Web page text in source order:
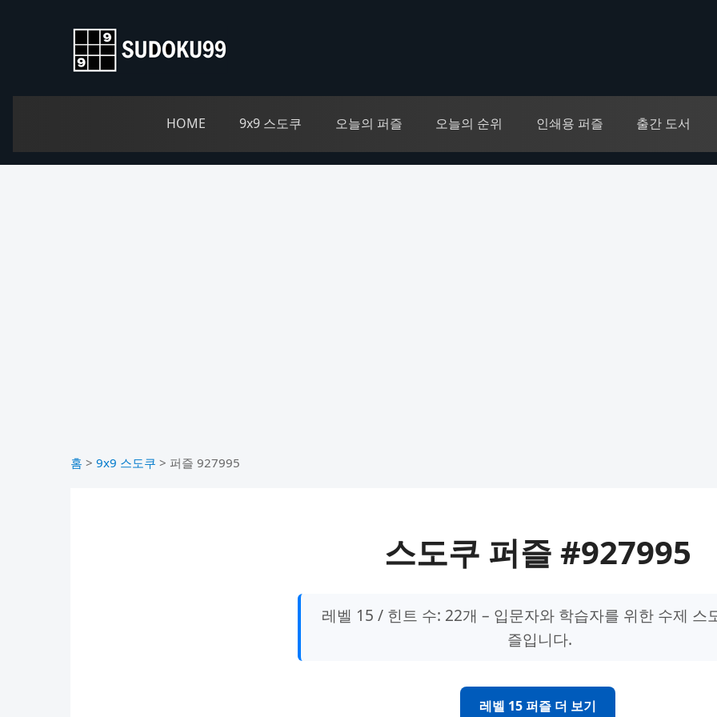
HOME 9x9 스도쿠 오늘의 퍼즐 오늘의 순위 인쇄용 퍼즐 출간 도서
홈 > 9x9 스도쿠 > 퍼즐 927995
스도쿠 퍼즐 #927995
레벨 15 / 힌트 수: 22개 – 입문자와 학습자를 위한 수제 스
즐입니다.
레벨 15 퍼즐 더 보기